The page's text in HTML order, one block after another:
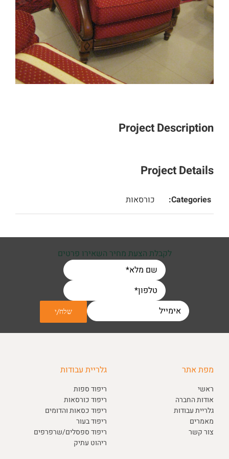
Project Description
Project Details
Categories: כורסאות
לקבלת הצעת מחיר השאירו פרטים
מפת אתר
ראשי
אודות החברה
גלריית עבודות
מאמרים
צור קשר
גלריית עבודות
ריפוד ספות
ריפוד כורסאות
ריפוד כסאות והדומים
ריפוד בעור
ריפוד ספסלים/שרפרפים
ריהוט עתיק